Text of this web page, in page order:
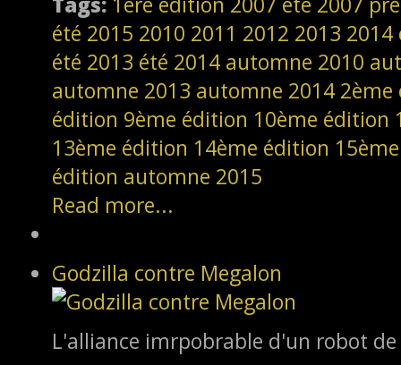
été 2015 2010 2011 2012 2013 2014
été 2013 été 2014 automne 2010
automne 2013 automne 2014
édition 9ème édition 10ème édition
13ème édition 14ème édition
édition automne 2015
Read more...
Godzilla contre Megalon
L'alliance imrpobrable d'un robot